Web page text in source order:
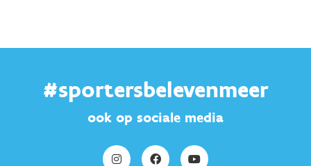
#sportersbelevenmeer
ook op sociale media